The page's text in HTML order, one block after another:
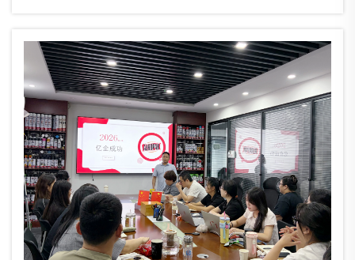
leistet. Es ist Ihre Leidenschaft und Ihr Teamgeist...